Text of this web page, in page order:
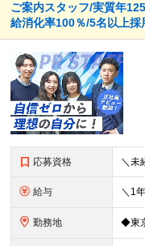
ご案内スタッフ/実質年
給消化率100％/5名以上採
応募資格
給与
勤務地